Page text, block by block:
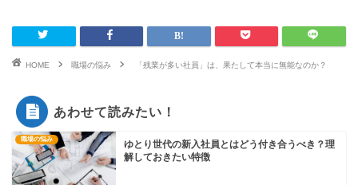
HOME 職場の悩み 「残業が多い社員」は、果たして本当に無能なのか？
あわせて読みたい！
職場の悩み
ゆとり世代の新入社員とはどう付き合うべき？理
解しておきたい特徴